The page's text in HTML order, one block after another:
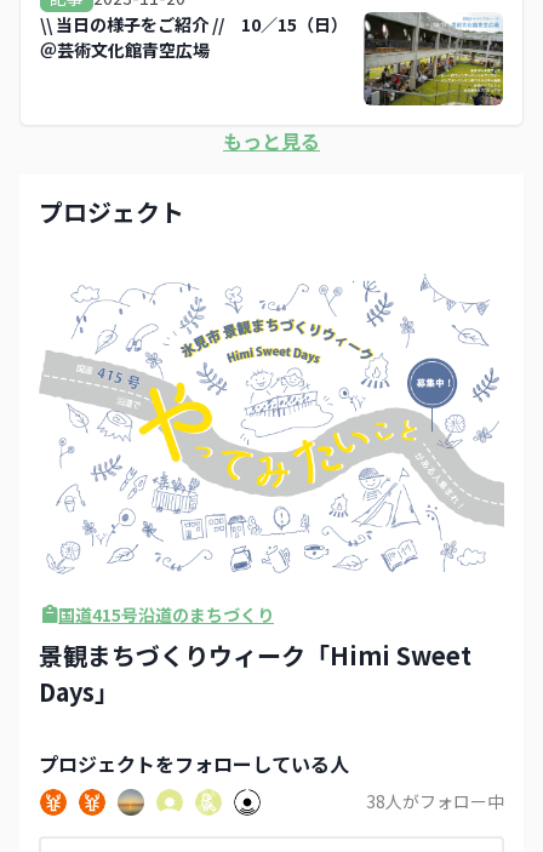
\\ 当日の様子をご紹介 // 10／15（日）
＠芸術文化館青空広場
もっと見る
プロジェクト
国道415号沿道のまちづくり
景観まちづくりウィーク「Himi Sweet
Days」
プロジェクトをフォローしている人
38人がフォロー中